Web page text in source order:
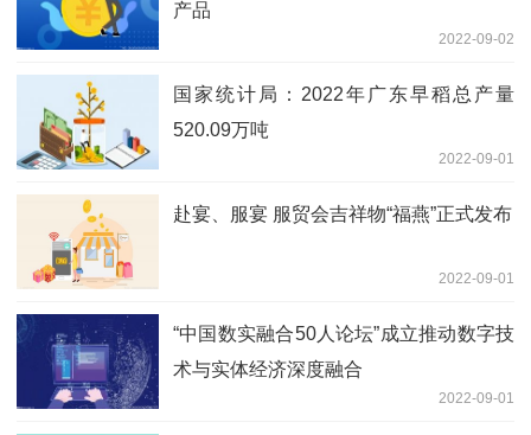
产品
2022-09-02
国家统计局：2022年广东早稻总产量
520.09万吨
2022-09-01
赴宴、服宴 服贸会吉祥物“福燕”正式发布
2022-09-01
“中国数实融合50人论坛”成立推动数字技
术与实体经济深度融合
2022-09-01